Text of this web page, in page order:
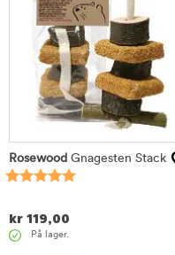
Rosewood Gnagesten Stack
kr 119,00
På lager.